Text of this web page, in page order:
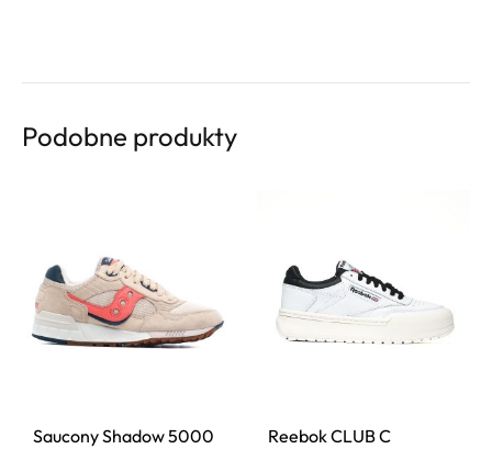
Podobne produkty
Saucony Shadow 5000
Reebok CLUB C